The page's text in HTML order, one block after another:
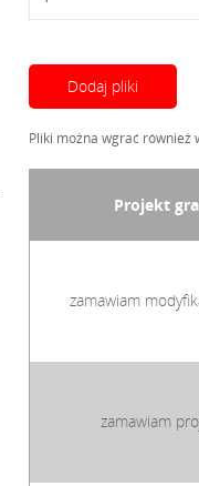
Dodaj pliki
Pliki można wgrać również
Projekt
zamawiam
zamawiam